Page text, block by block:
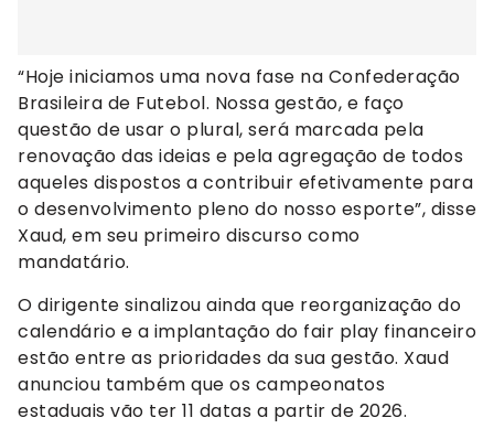
“Hoje iniciamos uma nova fase na Confederação
Brasileira de Futebol. Nossa gestão, e faço
questão de usar o plural, será marcada pela
renovação das ideias e pela agregação de todos
aqueles dispostos a contribuir efetivamente para
o desenvolvimento pleno do nosso esporte”, disse
Xaud, em seu primeiro discurso como
mandatário.
O dirigente sinalizou ainda que reorganização do
calendário e a implantação do fair play financeiro
estão entre as prioridades da sua gestão. Xaud
anunciou também que os campeonatos
estaduais vão ter 11 datas a partir de 2026.